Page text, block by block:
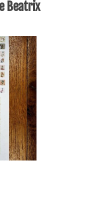
Beatrix